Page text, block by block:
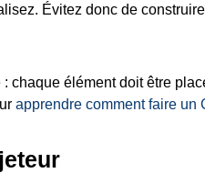
Évitez donc de
chaque élément doit être
apprendre comment faire un